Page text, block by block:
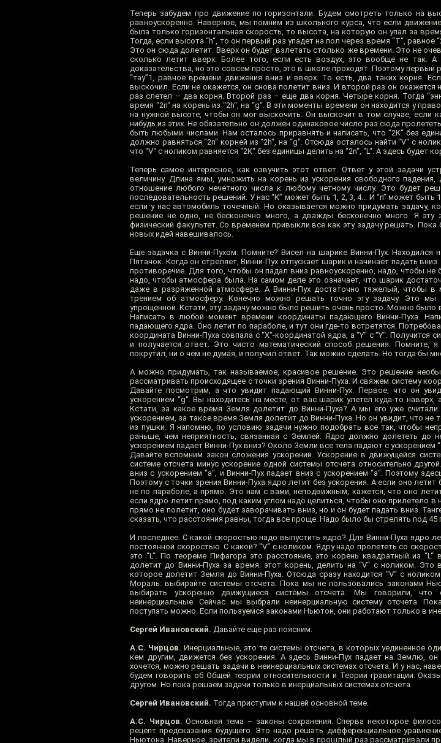
Теперь забудем про движение по горизонтали. Будем смотреть только на
равноускоренно. Наверное, мы помним из школьного курса, что если
была только горизонтальная скорость, то высота, на которую он упал за
Тогда, если высота “h“, то он первый раз упадет на пол через время “T“, равное
Это он сюда долетит. Вверх он будет взлетать столько же времени. Это не
сколько летит вверх. Более того, если есть воздух, это вообще не так.
доказательства, но это совсем просто, это в школе проходят. Поэтому первый
“тау”1, равное времени движения вниз и вверх. То есть, два таких корня.
выскочил. Если не окажется, он снова полетит вниз. И второй раз он окажется
раз слетел – два корня. Второй раз – еще два корня. Четыре корня. Тогда
время “2n“ на корень из “2h“, на “g“. В эти моменты времени он находится у
на нужной высоте, чтобы он мог выскочить. Он выскочит в том случае, если
нибудь из этих. Не обязательно он должен одинаковое число раз сюда
быть любыми числами. Нам осталось приравнять и написать, что “2К“ без
должно равняться “2n“ корней из “2h“, на “g“. Отсюда осталось найти “V“ с
что “V“ с ноликом равняется “2К“ без единицы делить на “2n“, “L“. А здесь будет
Теперь самое интересное, как озвучить этот ответ. Ответ у этой задачи
величину. Длина ямы, умножить на корень из ускорения свободного падения,
отношение любого нечетного числа к любому четному числу. Это будет
последовательность решений. У нас “К” может быть 1, 2, 3, 4... И “n” может быть
если у нас автомобиль точечный. Но оказывается можно придумать задачу,
решение не одно, не бесконечно много, а дважды бесконечно много. Я эту
физический факультет. Со временем привыкли все как эту задачу решать.
новых идей навешивалось.
Еще задачка с Винни-Пухом. Помните? Висел на шарике Винни-Пух. Находился
Пятачок. Когда он стреляет, Винни-Пух отпускает шарик и начинает падать
противоречие. Для того, чтобы он падал вниз равноускоренно, надо, чтобы
надо, чтобы атмосфера была. На самом деле это означает, что шарик
даже в разряженной атмосфере. А Винни-Пух достаточно тяжелый, чтобы
трением об атмосферу. Конечно можно решать точно эту задачу. Это мы
упрощенной. Кстати, эту задачу можно было решить очень просто. Можно было
Написать в любой момент времени координаты падающего Винни-Пуха.
падающего ядра. Оно летит по параболе, и тут они где-то встретятся.
координата Винни-Пуха совпала с “X“-координатой ядра, а “Y“ с “Y“. Получится
и получается ответ. Это чисто математический способ решения. Помните,
покрутил, ни о чем не думая, и получил ответ. Так можно сделать. Но тогда бы
А можно придумать, так называемое, красивое решение. Это решение
рассматривать происходящее с точки зрения Винни-Пуха. И свяжем систему
Давайте посмотрим, а что увидит падающий Винни-Пух. Первое, что он
ускорением “g“. Вы находитесь на месте, от вас шарик улетел куда-то наверх,
Кстати, за какое время Земля долетит до Винни-Пуха? А мы его уже
ускорением, за такое время Земля долетит до Винни-Пуха. Но он увидит, что не
из пушки. Я напомню, по условию задачи нужно подобрать все так, чтобы
раньше, чем неприятность, связанная с Землей. Ядро должно долететь до
ускорением падает Винни-Пух вниз? Около Земли все тела падают с ускорением
Давайте вспомним закон сложения ускорений. Ускорение в движущейся
системе отсчета минус ускорение одной системы отсчета относительно
вниз с ускорением “a“, и Винни-Пух падает вниз с ускорением “a“. Поэтому
Поэтому с точки зрения Винни-Пуха ядро летит без ускорения. А если оно летит
не по параболе, а прямо. Это нам с вами, неподвижным, кажется, что оно
если ядро летит прямо, под каким углом надо целиться, чтобы оно прилетело в
прямо не полетит, оно будет заворачивать вниз, но и он будет падать вниз.
сказать, что расстояния равны, тогда все проще. Надо было бы стрелять под 45
И последнее. С какой скоростью надо выпустить ядро? Для Винни-Пуха ядро
постоянной скоростью. С какой? “V“ с ноликом. Ядру надо пролететь со
это “L“. По теореме Пифагора это расстояние, это корень квадратный из
долетит до Винни-Пуха за время: этот корень, делить на “V“ с ноликом.
которое долетит Земля до Винни-Пуха. Отсюда сразу находится “V“ с
Мораль: выбирайте системы отсчета. Пока мы не пользовались законами
выбирать ускоренно движущиеся системы отсчета. Мы говорили, что
неинерциальные. Сейчас мы выбрали неинерциальную систему отсчета.
поступать можно. Если пользуемся законами Ньютон, они работают только в
Сергей Ивановский. Давайте еще раз поясним.
А.С. Чирцов. Инерциальные, это те системы отсчета, в которых уединенное
кем другим, движется без ускорения. А здесь Винни-Пух падает на Землю,
хочется, можно решать задачи в неинерциальных системах отсчета. И у нас,
будем говорить об Общей теории относительности и Теории гравитации.
другом. Но пока решаем задачи только в инерциальных системах отсчета.
Сергей Ивановский. Тогда приступим к нашей основной теме.
А.С. Чирцов. Основная тема – законы сохранения. Сперва некоторое
рецепт предсказания будущего. Это надо решать дифференциальное
Ньютона. Наверное, зрители видели, когда мы в прошлый раз рассматривали